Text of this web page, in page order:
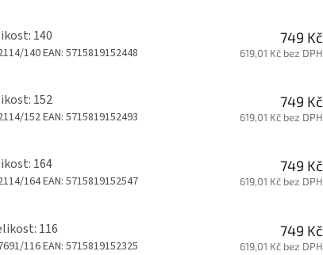
140
140EAN: 5715819152448
749 Kč
619,01 Kč bez DPH
152
152EAN: 5715819152493
749 Kč
619,01 Kč bez DPH
164
164EAN: 5715819152547
749 Kč
619,01 Kč bez DPH
116
116EAN: 5715819152325
749 Kč
619,01 Kč bez DPH